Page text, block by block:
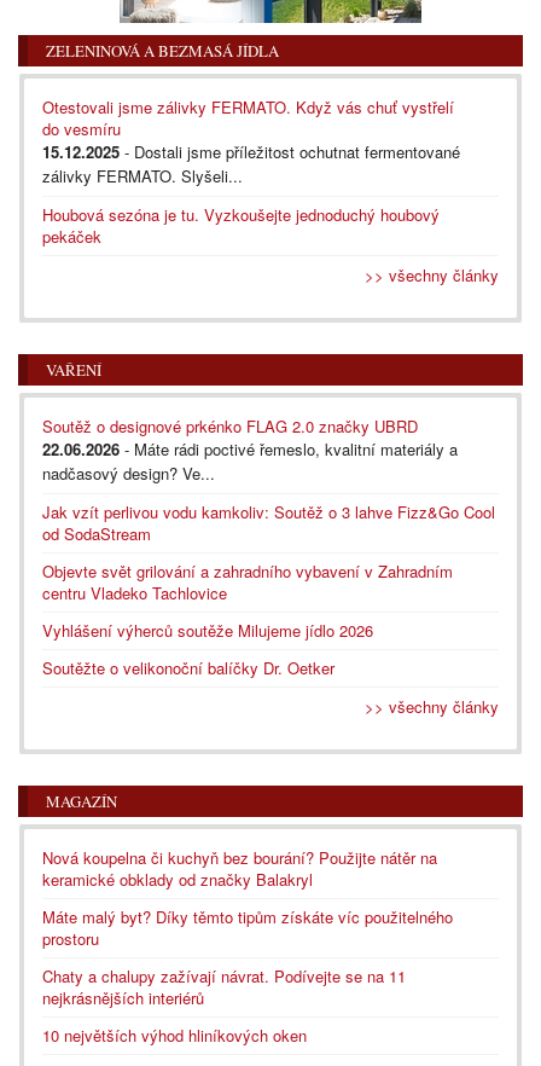
ZELENINOVÁ A BEZMASÁ JÍDLA
Otestovali jsme zálivky FERMATO. Když vás chuť vystřelí
do vesmíru
15.12.2025 - Dostali jsme příležitost ochutnat fermentované
zálivky FERMATO. Slyšeli...
Houbová sezóna je tu. Vyzkoušejte jednoduchý houbový
pekáček
>> všechny články
VAŘENÍ
Soutěž o designové prkénko FLAG 2.0 značky UBRD
22.06.2026 - Máte rádi poctivé řemeslo, kvalitní materiály a
nadčasový design? Ve...
Jak vzít perlivou vodu kamkoliv: Soutěž o 3 lahve Fizz&Go Cool
od SodaStream
Objevte svět grilování a zahradního vybavení v Zahradním
centru Vladeko Tachlovice
Vyhlášení výherců soutěže Milujeme jídlo 2026
Soutěžte o velikonoční balíčky Dr. Oetker
>> všechny články
MAGAZÍN
Nová koupelna či kuchyň bez bourání? Použijte nátěr na
keramické obklady od značky Balakryl
Máte malý byt? Díky těmto tipům získáte víc použitelného
prostoru
Chaty a chalupy zažívají návrat. Podívejte se na 11
nejkrásnějších interiérů
10 největších výhod hliníkových oken